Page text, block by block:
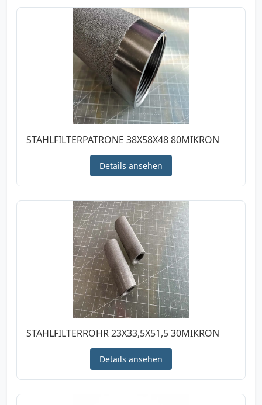
STAHLFILTERPATRONE 38X58X48 80MIKRON
Details ansehen
STAHLFILTERROHR 23X33,5X51,5 30MIKRON
Details ansehen